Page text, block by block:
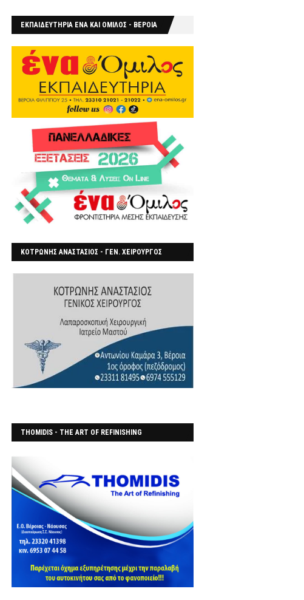
ΕΚΠΑΙΔΕΥΤΗΡΙΑ ΕΝΑ ΚΑΙ ΟΜΙΛΟΣ - ΒΕΡΟΙΑ
ΚΟΤΡΩΝΗΣ ΑΝΑΣΤΑΣΙΟΣ - ΓΕΝ. ΧΕΙΡΟΥΡΓΟΣ
THOMIDIS - THE ART OF REFINISHING